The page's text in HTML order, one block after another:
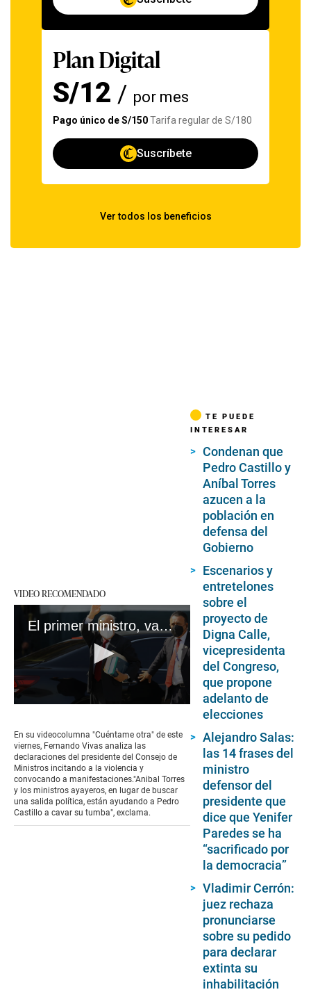
VIDEO RECOMENDADO
El primer ministro, vampírico, sale a atacar de noche. De día participa del desgobierno. #VideosEC #CO
of
5
minutes,
57
seconds
En su videocolumna "Cuéntame otra" de este
viernes, Fernando Vivas analiza las
declaraciones del presidente del Consejo de
Ministros incitando a la violencia y
convocando a manifestaciones."Anibal Torres
y los ministros ayayeros, en lugar de buscar
una salida política, están ayudando a Pedro
Castillo a cavar su tumba", exclama.
TE PUEDE
INTERESAR
Condenan que
Pedro Castillo y
Aníbal Torres
azucen a la
población en
defensa del
Gobierno
Escenarios y
entretelones
sobre el
proyecto de
Digna Calle,
vicepresidenta
del Congreso,
que propone
adelanto de
elecciones
Alejandro Salas:
las 14 frases del
ministro
defensor del
presidente que
dice que Yenifer
Paredes se ha
“sacrificado por
la democracia”
Vladimir Cerrón:
juez rechaza
pronunciarse
sobre su pedido
para declarar
extinta su
inhabilitación